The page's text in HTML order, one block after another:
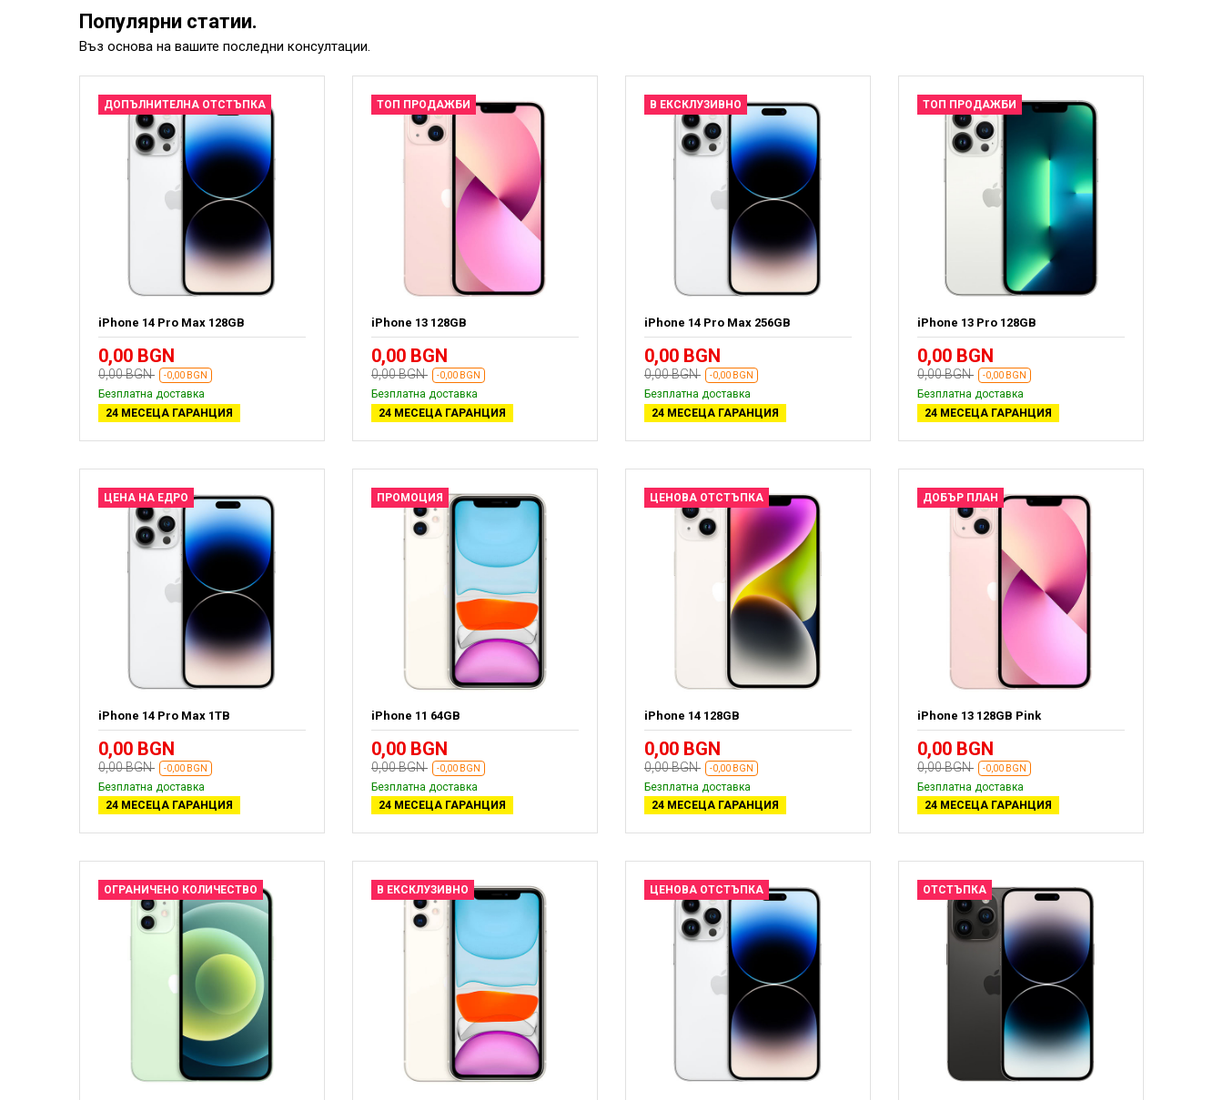
Популярни статии.
Въз основа на вашите последни консултации.
ДОПЪЛНИТЕЛНА ОТСТЪПКА
iPhone 14 Pro Max 128GB
0,00 BGN
0,00 BGN -0,00 BGN
Безплатна доставка
24 МЕСЕЦА ГАРАНЦИЯ
ТОП ПРОДАЖБИ
iPhone 13 128GB
0,00 BGN
0,00 BGN -0,00 BGN
Безплатна доставка
24 МЕСЕЦА ГАРАНЦИЯ
В ЕКСКЛУЗИВНО
iPhone 14 Pro Max 256GB
0,00 BGN
0,00 BGN -0,00 BGN
Безплатна доставка
24 МЕСЕЦА ГАРАНЦИЯ
ТОП ПРОДАЖБИ
iPhone 13 Pro 128GB
0,00 BGN
0,00 BGN -0,00 BGN
Безплатна доставка
24 МЕСЕЦА ГАРАНЦИЯ
ЦЕНА НА ЕДРО
iPhone 14 Pro Max 1TB
0,00 BGN
0,00 BGN -0,00 BGN
Безплатна доставка
24 МЕСЕЦА ГАРАНЦИЯ
ПРОМОЦИЯ
iPhone 11 64GB
0,00 BGN
0,00 BGN -0,00 BGN
Безплатна доставка
24 МЕСЕЦА ГАРАНЦИЯ
ЦЕНОВА ОТСТЪПКА
iPhone 14 128GB
0,00 BGN
0,00 BGN -0,00 BGN
Безплатна доставка
24 МЕСЕЦА ГАРАНЦИЯ
ДОБЪР ПЛАН
iPhone 13 128GB Pink
0,00 BGN
0,00 BGN -0,00 BGN
Безплатна доставка
24 МЕСЕЦА ГАРАНЦИЯ
ОГРАНИЧЕНО КОЛИЧЕСТВО В ЕКСКЛУЗИВНО ЦЕНОВА ОТСТЪПКА ОТСТЪПКА